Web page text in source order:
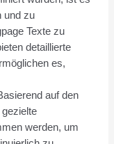
und zu
Texte zu
detaillierte
es,
auf den
werden, um